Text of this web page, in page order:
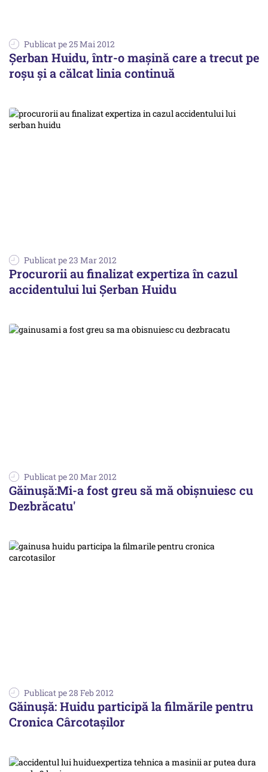
Publicat pe 25 Mai 2012
Șerban Huidu, într-o mașină care a trecut pe
roșu și a călcat linia continuă
Publicat pe 23 Mar 2012
Procurorii au finalizat expertiza în cazul
accidentului lui Şerban Huidu
Publicat pe 20 Mar 2012
Găinuşă:Mi-a fost greu să mă obişnuiesc cu
Dezbrăcatu'
Publicat pe 28 Feb 2012
Găinuşă: Huidu participă la filmările pentru
Cronica Cârcotaşilor